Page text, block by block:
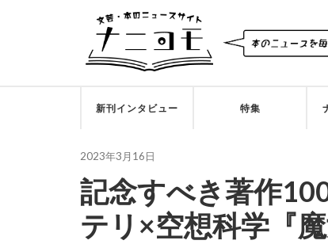
新刊インタビュー 特集
記念すべき著作
テリ×空想科学『
2023年3月16日